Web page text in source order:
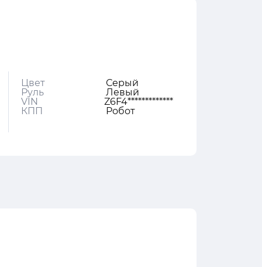
Цвет
Серый
Руль
Левый
VIN
Z6F4*************
КПП
Робот